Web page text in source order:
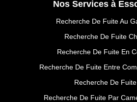
Nos Services à
Recherche De Fuite Au
Recherche De Fuite
Recherche De Fuite En
Recherche De Fuite Entre
Recherche De
Recherche De Fuite Par